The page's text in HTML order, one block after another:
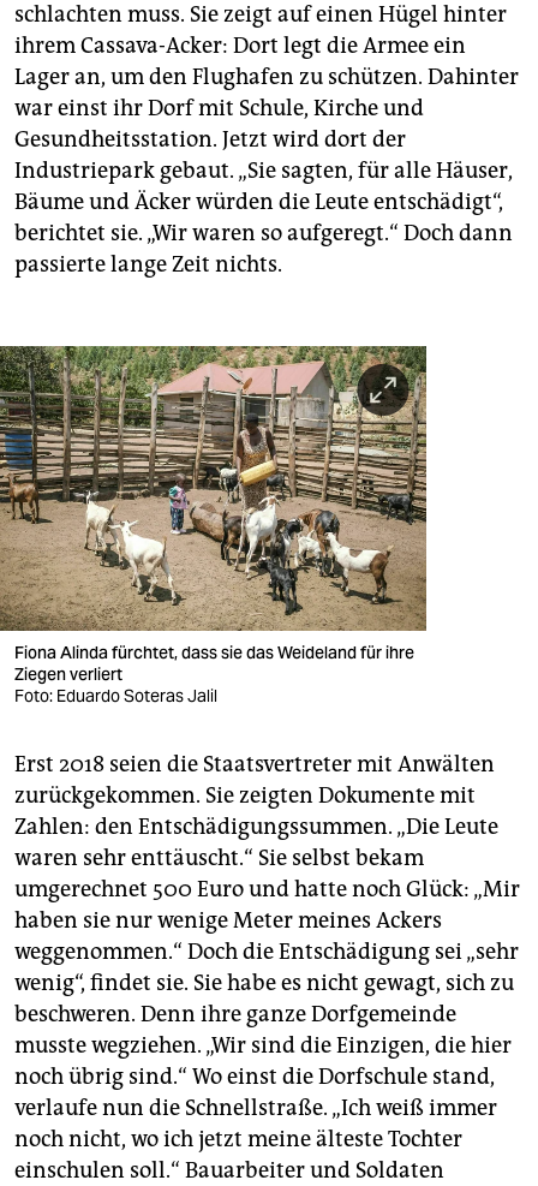
schlachten muss. Sie zeigt auf einen Hügel hinter
ihrem Cassava-Acker: Dort legt die Armee ein
Lager an, um den Flughafen zu schützen. Dahinter
war einst ihr Dorf mit Schule, Kirche und
Gesundheitsstation. Jetzt wird dort der
Industriepark gebaut. „Sie sagten, für alle Häuser,
Bäume und Äcker würden die Leute entschädigt“,
berichtet sie. „Wir waren so aufgeregt.“ Doch dann
passierte lange Zeit nichts.
Fiona Alinda fürchtet, dass sie das Weideland für ihre
Ziegen verliert
Foto: Eduardo Soteras Jalil
Erst 2018 seien die Staatsvertreter mit Anwälten
zurückgekommen. Sie zeigten Dokumente mit
Zahlen: den Entschädigungssummen. „Die Leute
waren sehr enttäuscht.“ Sie selbst bekam
umgerechnet 500 Euro und hatte noch Glück: „Mir
haben sie nur wenige Meter meines Ackers
weggenommen.“ Doch die Entschädigung sei „sehr
wenig“, findet sie. Sie habe es nicht gewagt, sich zu
beschweren. Denn ihre ganze Dorfgemeinde
musste wegziehen. „Wir sind die Einzigen, die hier
noch übrig sind.“ Wo einst die Dorfschule stand,
verlaufe nun die Schnellstraße. „Ich weiß immer
noch nicht, wo ich jetzt meine älteste Tochter
einschulen soll.“ Bauarbeiter und Soldaten